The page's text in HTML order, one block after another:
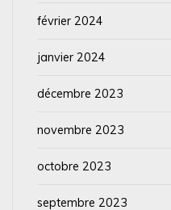
février 2024
janvier 2024
décembre 2023
novembre 2023
octobre 2023
septembre 2023